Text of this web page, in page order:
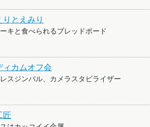
りとえみり
キと食べられるブレッドボード
ィカムオフ会
スジンバル、カメラスタビライザー
匠